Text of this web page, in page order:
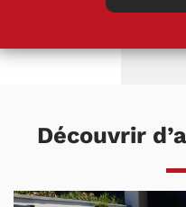
Découvrir